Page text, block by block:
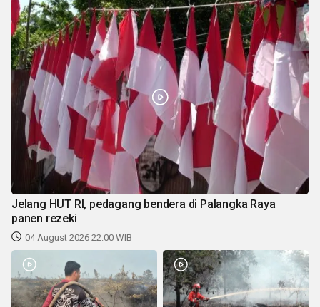
Jelang HUT RI, pedagang bendera di Palangka Raya
panen rezeki
04 August 2026 22:00 WIB